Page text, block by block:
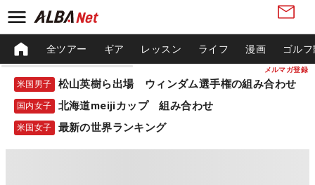
メルマガ登録
全ツアー ギア レッスン ライフ 漫画 ゴル
米国男子 松山英樹ら出場 ウィンダム選手権の組み合わせ
国内女子 北海道meijiカップ 組み合わせ
米国女子 最新の世界ランキング